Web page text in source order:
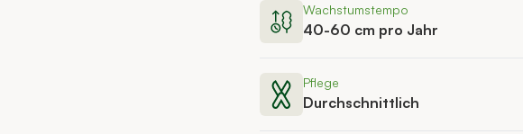
Wachstumstempo
40-60 cm pro Jahr
Pflege
Durchschnittlich